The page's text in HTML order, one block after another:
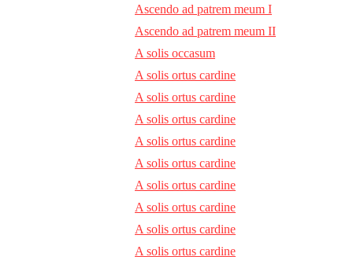
Ascendo ad patrem meum I
Ascendo ad patrem meum II
A solis occasum
A solis ortus cardine
A solis ortus cardine
A solis ortus cardine
A solis ortus cardine
A solis ortus cardine
A solis ortus cardine
A solis ortus cardine
A solis ortus cardine
A solis ortus cardine